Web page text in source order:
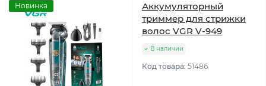
Новинка
Аккумуляторный
триммер для стрижки
волос VGR V-949
В наличии
Код товара: 51486